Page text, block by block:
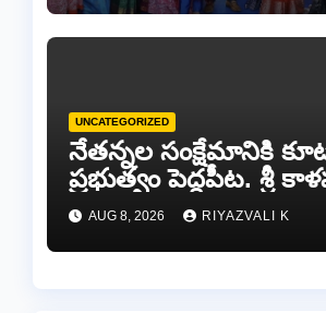
UNCATEGORIZED
నేతన్నల సంక్షేమానికి
ప్రభుత్వం పెద్దపీట. శ్రీ
ఎమ్మెల్యే బొజ్జల వెంకట
AUG 8, 2026 RIYAZVALI K